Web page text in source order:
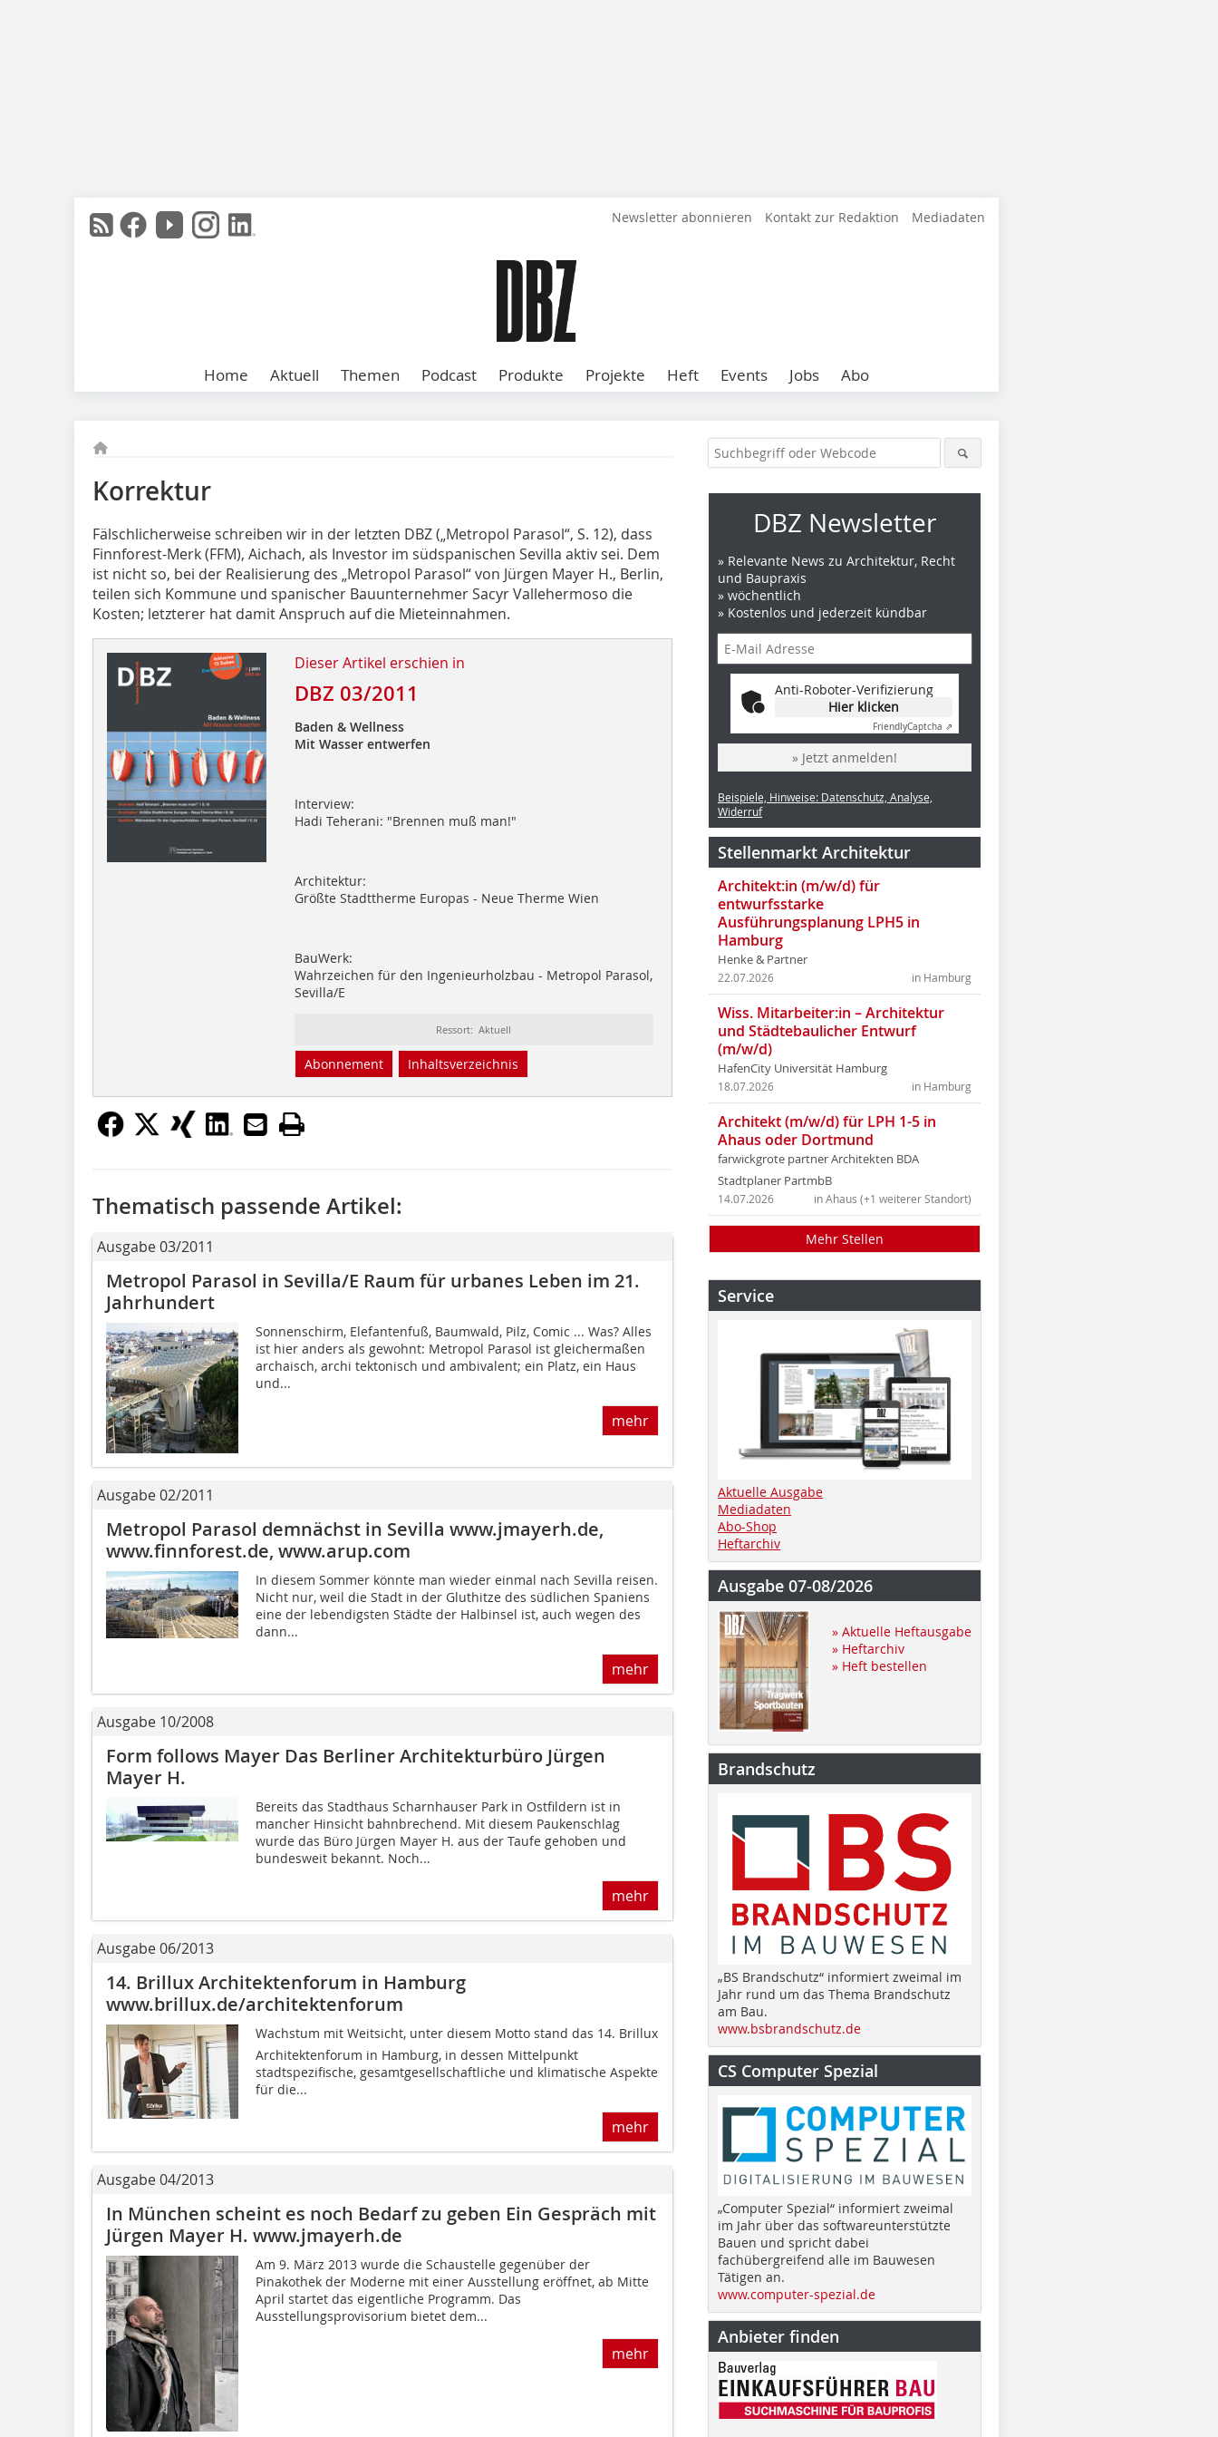
Newsletter abonnieren Kontakt zur Redaktion Mediadaten
Home Aktuell Themen Podcast Produkte Projekte Heft Events Jobs Abo
Korrektur
Fälschlicherweise schreiben wir in der letzten DBZ („Metropol Parasol“, S. 12), dass
Finnforest-Merk (FFM), Aichach, als Investor im südspanischen Se­villa aktiv sei. Dem
ist nicht so, bei der Realisierung des „Metropol Parasol“ von Jürgen Mayer H., Berlin,
teilen sich Kommune und spanischer Bauunternehmer Sacyr Vallehermoso die
Kosten; letzterer hat damit Anspruch auf die Mieteinnahmen.
Dieser Artikel erschien in
DBZ 03/2011
Baden & Wellness
Mit Wasser entwerfen
Interview:
Hadi Teherani: "Brennen muß man!"
Architektur:
Größte Stadttherme Europas - Neue Therme Wien
BauWerk:
Wahrzeichen für den Ingenieurholzbau - Metropol Parasol,
Sevilla/E
Ressort: Aktuell
Abonnement Inhaltsverzeichnis
Thematisch passende Artikel:
Ausgabe 03/2011
Metropol Parasol in Sevilla/E Raum für urbanes Leben im 21.
Jahrhundert
Sonnenschirm, Elefantenfuß, Baumwald, Pilz, Comic ... Was? Alles
ist hier anders als gewohnt: Metropol Parasol ist gleichermaßen
archaisch, archi tektonisch und ambivalent; ein Platz, ein Haus
und...
mehr
Ausgabe 02/2011
Metropol Parasol demnächst in Sevilla www.jmayerh.de,
www.finnforest.de, www.arup.com
In diesem Sommer könnte man wieder einmal nach Sevilla reisen.
Nicht nur, weil die Stadt in der Gluthitze des südlichen Spaniens
eine der lebendigsten Städte der Halbinsel ist, auch wegen des
dann...
mehr
Ausgabe 10/2008
Form follows Mayer Das Berliner Architekturbüro Jürgen
Mayer H.
Bereits das Stadthaus Scharnhauser Park in Ostfildern ist in
mancher Hinsicht bahnbrechend. Mit diesem Paukenschlag
wurde das Büro Jürgen Mayer H. aus der Taufe gehoben und
bundesweit bekannt. Noch...
mehr
Ausgabe 06/2013
14. Brillux Architektenforum in Hamburg
www.brillux.de/architektenforum
Wachstum mit Weitsicht, unter diesem Motto stand das 14. Brillux
Architektenforum in Hamburg, in dessen Mittelpunkt
stadtspezifische, gesamtgesellschaftliche und klimatische Aspekte
für die...
mehr
Ausgabe 04/2013
In München scheint es noch Bedarf zu geben Ein Gespräch mit
Jürgen Mayer H. www.jmayerh.de
Am 9. März 2013 wurde die Schaustelle gegenüber der
Pinakothek der Moderne mit einer Ausstellung eröffnet, ab Mitte
April startet das eigentliche Programm. Das
Ausstellungsprovisorium bietet dem...
mehr
DBZ Newsletter
» Relevante News zu Architektur, Recht
und Baupraxis
» wöchentlich
» Kostenlos und jederzeit kündbar
Anti-Roboter-Verifizierung
Hier klicken
FriendlyCaptcha ⇗
» Jetzt anmelden!
Beispiele, Hinweise: Datenschutz, Analyse,
Widerruf
Stellenmarkt Architektur
Architekt:in (m/w/d) für
entwurfsstarke
Ausführungsplanung LPH5 in
Hamburg
Henke & Partner
in Hamburg
22.07.2026
Wiss. Mitarbeiter:in – Architektur
und Städtebaulicher Entwurf
(m/w/d)
HafenCity Universität Hamburg
in Hamburg
18.07.2026
Architekt (m/w/d) für LPH 1-5 in
Ahaus oder Dortmund
farwickgrote partner Architekten BDA
Stadtplaner PartmbB
in Ahaus (+1 weiterer Standort)
14.07.2026
Mehr Stellen
Service
Aktuelle Ausgabe
Mediadaten
Abo-Shop
Heftarchiv
Ausgabe 07-08/2026
» Aktuelle Heftausgabe
» Heftarchiv
» Heft bestellen
Brandschutz
„BS Brandschutz“ informiert zweimal im
Jahr rund um das Thema Brandschutz
am Bau.
www.bsbrandschutz.de
CS Computer Spezial
„Computer Spezial“ informiert zweimal
im Jahr über das softwareunterstützte
Bauen und spricht dabei
fachübergreifend alle im Bauwesen
Tätigen an.
www.computer-spezial.de
Anbieter finden